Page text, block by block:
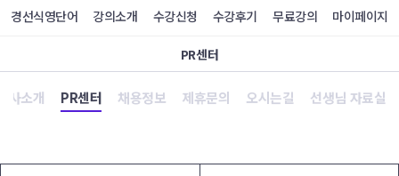
경선식영단어 강의소개 수강신청 수강후기 무료강의 마이페이지
PR센터
사소개 PR센터 채용정보 제휴문의 오시는길 선생님 자료실